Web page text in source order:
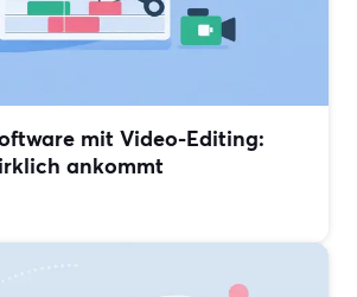
mit Video-Editing:
ankommt